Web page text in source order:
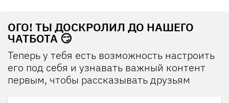
ОГО! ТЫ ДОСКРОЛИЛ ДО НАШЕГО
ЧАТБОТА 😏
Теперь у тебя есть возможность настроить
его под себя и узнавать важный контент
первым, чтобы рассказывать друзьям